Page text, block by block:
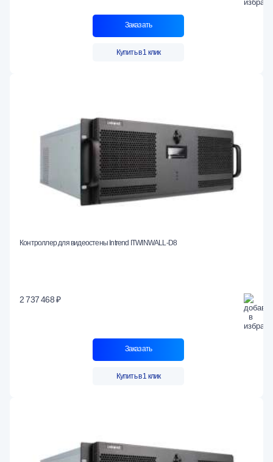
Заказать
Купить в 1 клик
Контроллер для видеостены Intrend ITWINWALL-D8
2 737 468 ₽
Заказать
Купить в 1 клик